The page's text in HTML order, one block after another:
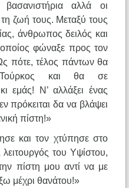
αλλά οι
ζωή τους. Μεταξύ τους
άνθρωπος δειλός και
φώναξε προς τον
πότε, τέλος πάντων θα
και θα σε
εμάς! Ν’ αλλάξει ένας
πρόκειται δα να βλάψει
πίστη!»
και τον χτύπησε στο
του Υψίστου,
πίστη μου αντί να με
μέχρι θανάτου!»